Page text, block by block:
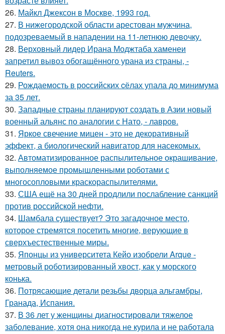
26. Майкл Джексон в Москве, 1993 год.
27. В нижегородской области арестован мужчина,
подозреваемый в нападении на 11-летнюю девочку.
28. Верховный лидер Ирана Моджтаба хаменеи
запретил вывоз обогащённого урана из страны, -
Reuters.
29. Рождаемость в роcсийских cёлах упала до минимума
за 35 лет.
30. Западные страны планируют создать в Азии новый
военный альянс по аналогии с Нато, - лавров.
31. Яркое свечение мицен - это не декоративный
эффект, а биологический навигатор для насекомых.
32. Автоматизированное распылительное окрашивание,
выполняемое промышленными роботами с
многосопловыми краскораспылителями.
33. США ещё на 30 дней продлили послабление санкций
против российской нефти.
34. Шамбала существует? Это загадочное место,
которое стремятся посетить многие, верующие в
сверхъестественные миры.
35. Японцы из университета Кейо изобрели Arque -
метровый роботизированный хвост, как у морского
конька.
36. Потрясающие детали резьбы дворца альгамбры,
Гранада, Испания.
37. В 36 лет у женщины диагностировали тяжелое
заболевание, хотя она никогда не курила и не работала